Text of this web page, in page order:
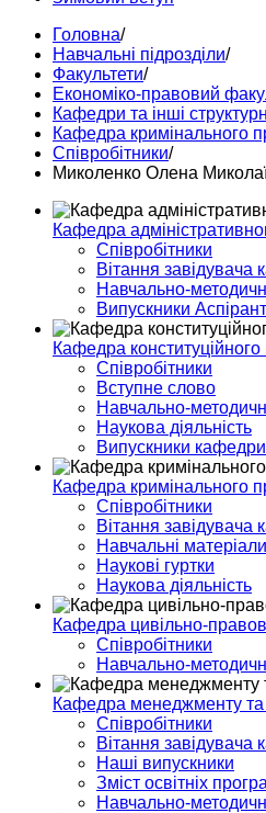
Головна/
Навчальні підрозділи/
Факультети/
Економіко-правовий
Кафедри та інші
Кафедра кримінального
Співробітники/
Миколенко Олена
Кафедра
Співробітники
Вітання завідувача
Навчально-
Випускники
Кафедра
Співробітники
Вступне слово
Навчально-
Наукова діяльність
Випускники кафедри
Кафедра кримінального
Співробітники
Вітання завідувача
Навчальні матеріали
Наукові гуртки
Наукова діяльність
Кафедра цивільно-
Співробітники
Навчально-
Кафедра менеджменту та
Співробітники
Вітання завідувача
Наші випускники
Зміст освітніх
Навчально-